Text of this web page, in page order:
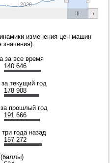
2020
изменения цен машин
за все время
140 646
текущий год
178 908
прошлый год
191 666
года назад
157 272
(баллы)